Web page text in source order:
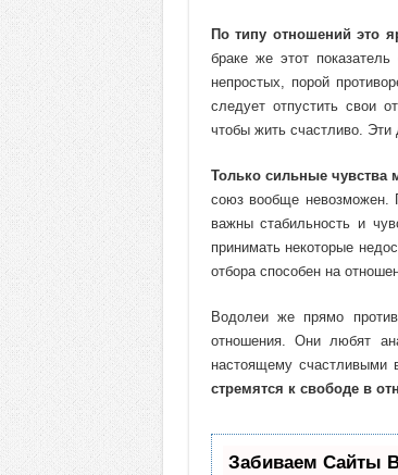
По типу отношений это
браке же этот
непростых, порой
следует отпустить свои
чтобы жить счастливо. Эти
Только сильные чувства
союз вообще невозможен.
важны стабильность и
принимать некоторые
отбора способен на
Водолеи же прямо
отношения. Они любят
настоящему счастливыми
стремятся к свободе в
Забиваем Сайты